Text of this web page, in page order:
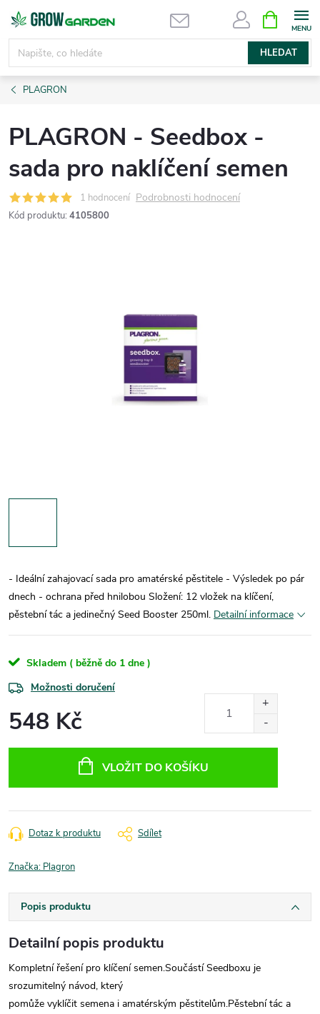
Přejít
obsah
HLEDAT
NÁKUPNÍ
KOŠÍK
PLAGRON
PLAGRON - Seedbox -
sada pro naklíčení semen
1 hodnocení Podrobnosti hodnocení
Kód produktu: 4105800
- Ideální zahajovací sada pro amatérské pěstitele - Výsledek po pár
dnech - ochrana před hnilobou Složení: 12 vložek na klíčení,
pěstební tác a jedinečný Seed Booster 250ml. Detailní informace
Skladem ( běžně do 1 dne )
Možnosti doručení
548 Kč
VLOŽIT DO KOŠÍKU
Dotaz k produktu Sdílet
Značka: Plagron
Popis produktu
Detailní popis produktu
Kompletní řešení pro klíčení semen.Součástí Seedboxu je
srozumitelný návod, který
pomůže vyklíčit semena i amatérským pěstitelům.Pěstební tác a